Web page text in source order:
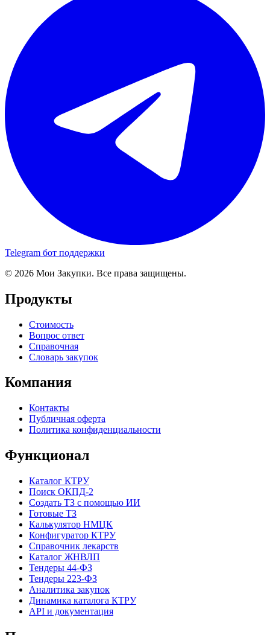
Telegram бот поддержки
© 2026 Мои Закупки. Все права защищены.
Продукты
Стоимость
Вопрос ответ
Справочная
Словарь закупок
Компания
Контакты
Публичная оферта
Политика конфиденциальности
Функционал
Каталог КТРУ
Поиск ОКПД-2
Создать ТЗ с помощью ИИ
Готовые ТЗ
Калькулятор НМЦК
Конфигуратор КТРУ
Справочник лекарств
Каталог ЖНВЛП
Тендеры 44-ФЗ
Тендеры 223-ФЗ
Аналитика закупок
Динамика каталога КТРУ
API и документация